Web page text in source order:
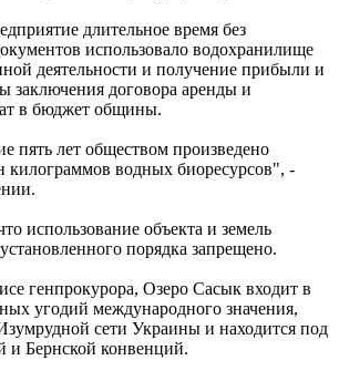
длительное время без
использовало водохранилище
деятельности и получение прибыли и
заключения договора аренды и
в бюджет общины.
пять лет обществом произведено
килограммов водных биоресурсов", -
использование объекта и земель
порядка запрещено.
генпрокурора, Озеро Сасык входит в
угодий международного значения,
сети Украины и находится под
и Бернской конвенций.